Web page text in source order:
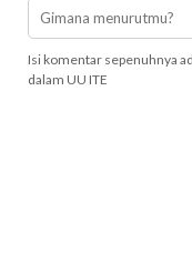
Isi komentar sepenuhnya
dalam UU ITE